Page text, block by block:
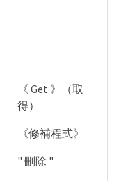
《 Get 》（取
得）
《修補程式》
" 刪除 "